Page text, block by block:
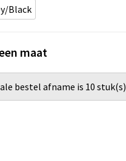
tassen
Black
maat
bestel afname is 10 stuk(s)